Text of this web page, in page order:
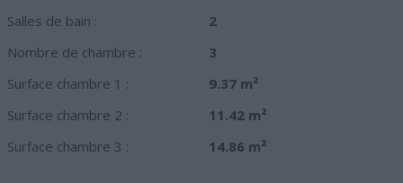
Salles de bain :
2
Nombre de chambre :
3
Surface chambre 1 :
9.37 m²
Surface chambre 2 :
11.42 m²
Surface chambre 3 :
14.86 m²